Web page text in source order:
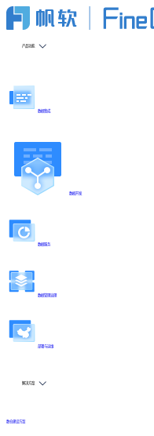
产品功能
数据集成
数据开发
数据服务
数据管理治理
部署与运维
解决方案
数仓建设方案